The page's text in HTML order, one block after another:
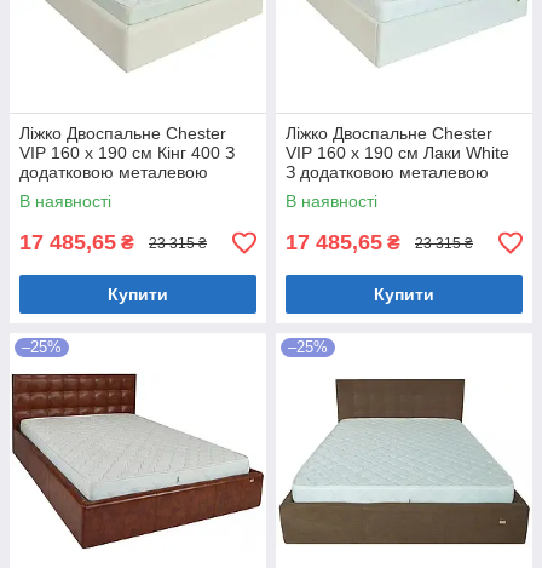
Ліжко Двоспальне Chester
VIP 160 х 190 см Кінг 400 З
додатковою металевою
цільнозварною рамою C1
Білий
В наявності
17 485,65 ₴ 23 315 ₴
Купити
Ліжко Двоспальне Chester
VIP 160 х 190 см Лаки White
З додатковою металевою
цільнозварною рамою Білий
В наявності
17 485,65 ₴ 23 315 ₴
Купити
–25% –25%